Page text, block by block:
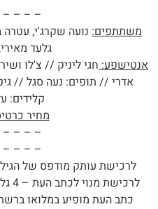
– – –
משתתפים: נועה שקרג'י, עטרה
גלעד
אנטישפע: חגי ליניק // צ'לו
אדרי // תופים: נעה סגל //
קלידים:
מחיר
– – –
– – –
לרכישת עותק מודפס של
לרכישת מנוי לכתב העת – 4 גליונות + ספר מתנה –
כתב העת מופיע במלואו